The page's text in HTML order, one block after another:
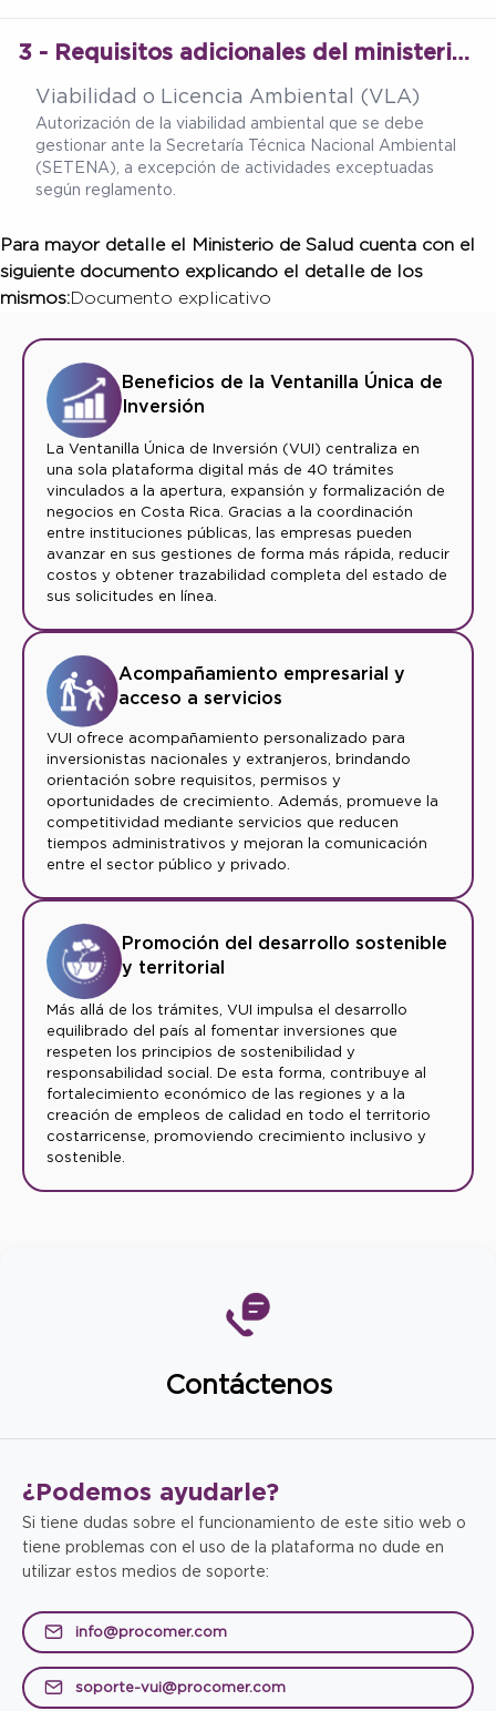
3 - Requisitos adicionales del ministerio de salud
Viabilidad o Licencia Ambiental (VLA)
Autorización de la viabilidad ambiental que se debe
gestionar ante la Secretaría Técnica Nacional Ambiental
(SETENA), a excepción de actividades exceptuadas
según reglamento.
Para mayor detalle el Ministerio de Salud cuenta con el
siguiente documento explicando el detalle de los
mismos:Documento explicativo
Beneficios de la Ventanilla Única de
Inversión
La Ventanilla Única de Inversión (VUI) centraliza en
una sola plataforma digital más de 40 trámites
vinculados a la apertura, expansión y formalización de
negocios en Costa Rica. Gracias a la coordinación
entre instituciones públicas, las empresas pueden
avanzar en sus gestiones de forma más rápida, reducir
costos y obtener trazabilidad completa del estado de
sus solicitudes en línea.
Acompañamiento empresarial y
acceso a servicios
VUI ofrece acompañamiento personalizado para
inversionistas nacionales y extranjeros, brindando
orientación sobre requisitos, permisos y
oportunidades de crecimiento. Además, promueve la
competitividad mediante servicios que reducen
tiempos administrativos y mejoran la comunicación
entre el sector público y privado.
Promoción del desarrollo sostenible
y territorial
Más allá de los trámites, VUI impulsa el desarrollo
equilibrado del país al fomentar inversiones que
respeten los principios de sostenibilidad y
responsabilidad social. De esta forma, contribuye al
fortalecimiento económico de las regiones y a la
creación de empleos de calidad en todo el territorio
costarricense, promoviendo crecimiento inclusivo y
sostenible.
Contáctenos
¿Podemos ayudarle?
Si tiene dudas sobre el funcionamiento de este sitio web o
tiene problemas con el uso de la plataforma no dude en
utilizar estos medios de soporte:
info@procomer.com
soporte-vui@procomer.com